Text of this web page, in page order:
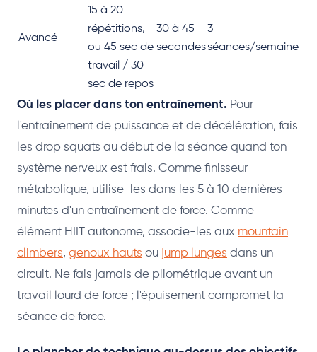
Avancé
15 à 20
répétitions,
ou 45 sec de
travail / 30
sec de repos
30 à 45
secondes
3
séances/semaine
Où les placer dans ton entraînement. Pour
l'entraînement de puissance et de décélération, fais
les drop squats au début de la séance quand ton
système nerveux est frais. Comme finisseur
métabolique, utilise-les dans les 5 à 10 dernières
minutes d'un entraînement de force. Comme
élément HIIT autonome, associe-les aux mountain
climbers, genoux hauts ou jump lunges dans un
circuit. Ne fais jamais de pliométrique avant un
travail lourd de force ; l'épuisement compromet la
séance de force.